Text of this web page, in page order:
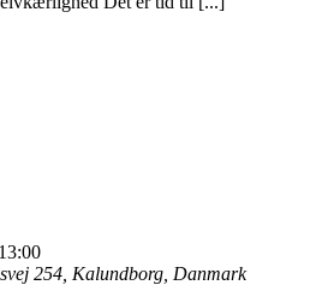
13:00
254, Kalundborg, Danmark